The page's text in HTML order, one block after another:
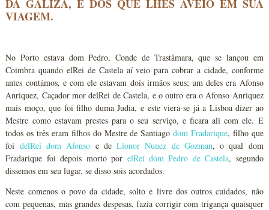
DA GALIZA, E DOS QUE LHES AVEIO EM SUA
VIAGEM.
No Porto estava dom Pedro, Conde de Trastâmara, que se lançou em
Coimbra quando elRei de Castela aí veio para cobrar a cidade, conforme
antes contámos, e com ele estavam dois irmãos seus; um deles era Afonso
Anriquez, Caçador mor delRei de Castela, e o outro era o Afonso Anriquez
mais moço, que foi filho duma Judia, e este viera-se já a Lisboa dizer ao
Mestre como estavam prestes para o seu serviço, e ficara ali com ele. E
todos os três eram filhos do Mestre de Santiagodom Fradarique, filho que
foi delRei dom Afonso e deLionor Nunez de Gozman, o qual dom
Fradarique foi depois morto por elRei dom Pedro de Castela, segundo
dissemos em seu lugar, se disso sois acordados.
Neste comenos o povo da cidade, solto e livre dos outros cuidados, não
com pequenas, mas grandes despesas, fazia corrigir com trigança quaisquer